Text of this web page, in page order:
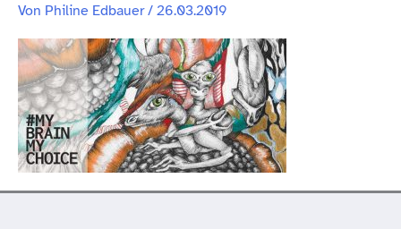
Von Philine Edbauer/26.03.2019